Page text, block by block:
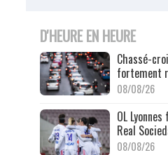
D'HEURE EN HEURE
Chassé-
fortement
08/08/26
OL
Real
08/08/26